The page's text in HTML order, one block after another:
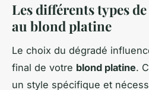
Les différents types
au blond platine
Le choix du dégradé
final de votre blond platine.
un style spécifique et